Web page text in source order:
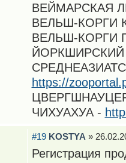
ВЕЙМАРСКАЯ
ВЕЛЬШ-КОРГИ
ВЕЛЬШ-КОРГИ
https://
ЧИХУАХУА -
#19 KOSTYA »
Регистрация